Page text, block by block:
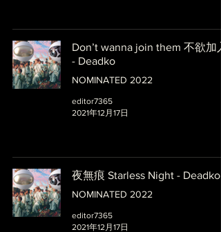
Don’t wanna join them 不欲加
- Deadko
NOMINATED 2022
editor7365
2021年12月17日
夜無痕 Starless Night - Deadko
NOMINATED 2022
editor7365
2021年12月17日